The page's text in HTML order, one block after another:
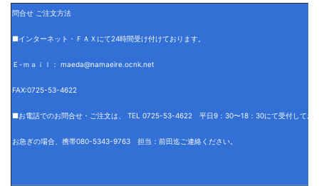
問合せ ご注文方法
■インターネット・ＦＡＸにて24時間受け付けております。
Ｅ-ｍａｉｌ： maeda@namaeire.ocnk.net
FAX:0725-53-4622
■お電話でのお問合せ・ご注文は、 TEL 0725-53-4622 平日9：30〜18：30にて受付してお
お急ぎの場合、携帯080-5343-9763 担当：前田迄ご連絡ください。